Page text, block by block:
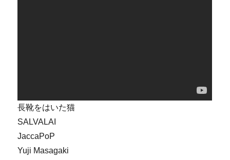
長靴をはいた猫
SALVALAI
JaccaPoP
Yuji Masagaki